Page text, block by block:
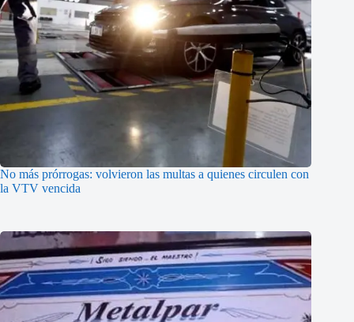
No más prórrogas: volvieron las multas a quienes circulen con
la VTV vencida